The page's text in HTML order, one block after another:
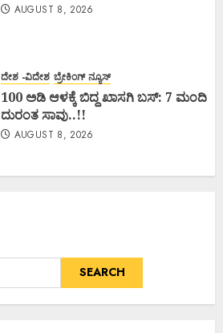
AUGUST 8, 2026
ದೇಶ -ವಿದೇಶ ಬ್ರೇಕಿಂಗ್ ನ್ಯೂಸ್
100 ಅಡಿ ಆಳಕ್ಕೆ ಬಿದ್ದ ಖಾಸಗಿ ಬಸ್: 7 ಮಂದಿ
ದುರಂತ ಸಾವು..!!
AUGUST 8, 2026
SEARCH